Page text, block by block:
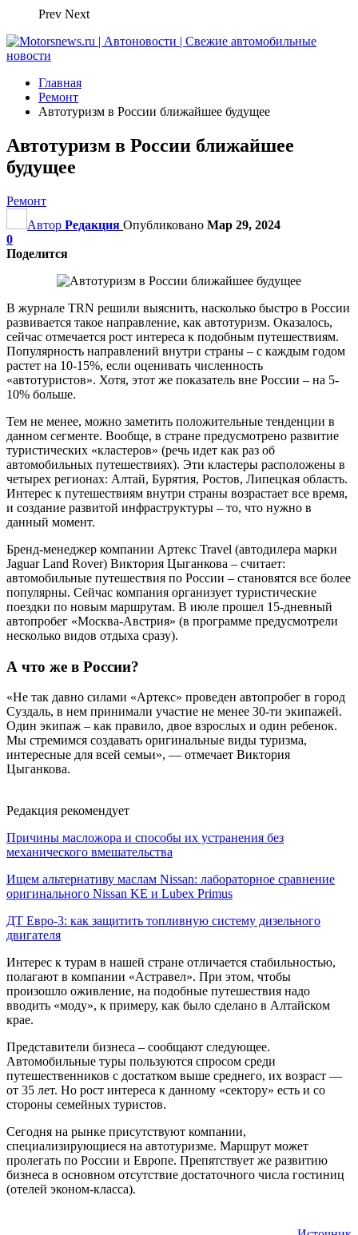
Prev Next
Главная
Ремонт
Автотуризм в России ближайшее будущее
Автотуризм в России ближайшее
будущее
Ремонт
Автор Редакция Опубликовано Мар 29, 2024
0
Поделится
В журнале TRN решили выяснить, насколько быстро в России
развивается такое направление, как автотуризм. Оказалось,
сейчас отмечается рост интереса к подобным путешествиям.
Популярность направлений внутри страны – с каждым годом
растет на 10-15%, если оценивать численность
«автотуристов». Хотя, этот же показатель вне России – на 5-
10% больше.
Тем не менее, можно заметить положительные тенденции в
данном сегменте. Вообще, в стране предусмотрено развитие
туристических «кластеров» (речь идет как раз об
автомобильных путешествиях). Эти кластеры расположены в
четырех регионах: Алтай, Бурятия, Ростов, Липецкая область.
Интерес к путешествиям внутри страны возрастает все время,
и создание развитой инфраструктуры – то, что нужно в
данный момент.
Бренд-менеджер компании Артекс Travel (автодилера марки
Jaguar Land Rover) Виктория Цыганкова – считает:
автомобильные путешествия по России – становятся все более
популярны. Сейчас компания организует туристические
поездки по новым маршрутам. В июле прошел 15-дневный
автопробег «Москва-Австрия» (в программе предусмотрели
несколько видов отдыха сразу).
А что же в России?
«Не так давно силами «Артекс» проведен автопробег в город
Суздаль, в нем принимали участие не менее 30-ти экипажей.
Один экипаж – как правило, двое взрослых и один ребенок.
Мы стремимся создавать оригинальные виды туризма,
интересные для всей семьи», — отмечает Виктория
Цыганкова.
Редакция рекомендует
Причины масложора и способы их устранения без
механического вмешательства
Ищем альтернативу маслам Nissan: лабораторное сравнение
оригинального Nissan KE и Lubex Primus
ДТ Евро-3: как защитить топливную систему дизельного
двигателя
Интерес к турам в нашей стране отличается стабильностью,
полагают в компании «Астравел». При этом, чтобы
произошло оживление, на подобные путешествия надо
вводить «моду», к примеру, как было сделано в Алтайском
крае.
Представители бизнеса – сообщают следующее.
Автомобильные туры пользуются спросом среди
путешественников с достатком выше среднего, их возраст —
от 35 лет. Но рост интереса к данному «сектору» есть и со
стороны семейных туристов.
Сегодня на рынке присутствуют компании,
специализирующиеся на автотуризме. Маршрут может
пролегать по России и Европе. Препятствует же развитию
бизнеса в основном отсутствие достаточного числа гостиниц
(отелей эконом-класса).